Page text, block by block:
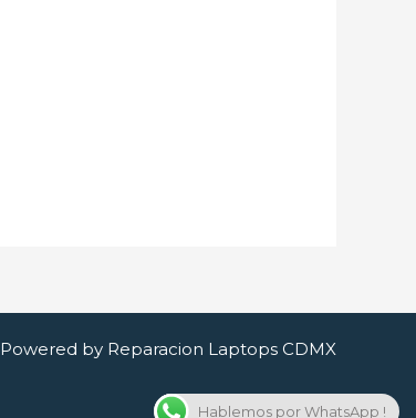
Powered by Reparacion Laptops CDMX
Hablemos por WhatsApp !